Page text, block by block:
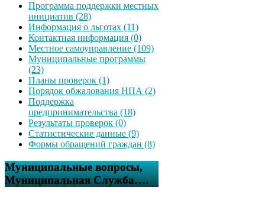
Программа поддержки местных
инициатив (28)
Информация о льготах (11)
Контактная информация (0)
Местное самоуправление (109)
Муниципальные программы
(23)
Планы проверок (1)
Порядок обжалования НПА (2)
Поддержка
предпринимательства (18)
Результаты проверок (0)
Статистические данные (9)
Формы обращений граждан (8)
Муниципальные вопросы,
Муниципальная Служба….